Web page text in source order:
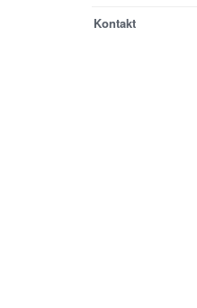
Kontakt